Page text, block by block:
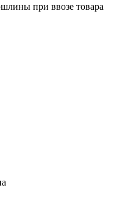
при ввозе товара